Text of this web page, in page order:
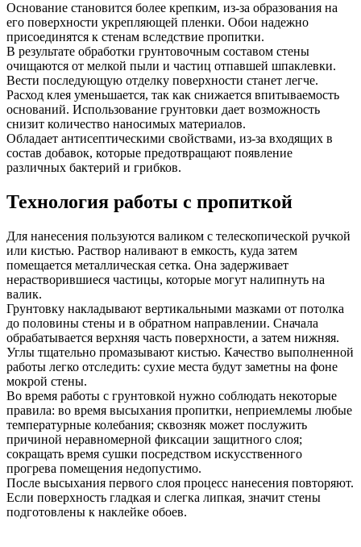
Основание становится более крепким, из-за образования на
его поверхности укрепляющей пленки. Обои надежно
присоединятся к стенам вследствие пропитки.
В результате обработки грунтовочным составом стены
очищаются от мелкой пыли и частиц отпавшей шпаклевки.
Вести последующую отделку поверхности станет легче.
Расход клея уменьшается, так как снижается впитываемость
оснований. Использование грунтовки дает возможность
снизит количество наносимых материалов.
Обладает антисептическими свойствами, из-за входящих в
состав добавок, которые предотвращают появление
различных бактерий и грибков.
Технология работы с пропиткой
Для нанесения пользуются валиком с телескопической ручкой
или кистью. Раствор наливают в емкость, куда затем
помещается металлическая сетка. Она задерживает
нерастворившиеся частицы, которые могут налипнуть на
валик.
Грунтовку накладывают вертикальными мазками от потолка
до половины стены и в обратном направлении. Сначала
обрабатывается верхняя часть поверхности, а затем нижняя.
Углы тщательно промазывают кистью. Качество выполненной
работы легко отследить: сухие места будут заметны на фоне
мокрой стены.
Во время работы с грунтовкой нужно соблюдать некоторые
правила: во время высыхания пропитки, неприемлемы любые
температурные колебания; сквозняк может послужить
причиной неравномерной фиксации защитного слоя;
сокращать время сушки посредством искусственного
прогрева помещения недопустимо.
После высыхания первого слоя процесс нанесения повторяют.
Если поверхность гладкая и слегка липкая, значит стены
подготовлены к наклейке обоев.